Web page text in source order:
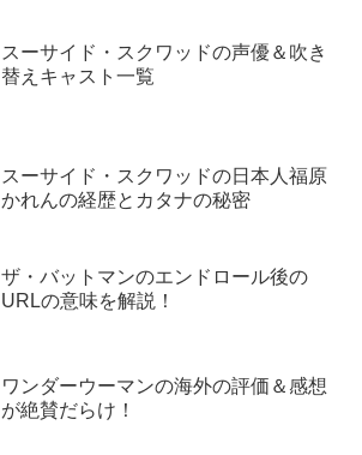
スーサイド・スクワッドの声優＆吹き
替えキャスト一覧
スーサイド・スクワッドの日本人福原
かれんの経歴とカタナの秘密
ザ・バットマンのエンドロール後の
URLの意味を解説！
ワンダーウーマンの海外の評価＆感想
が絶賛だらけ！